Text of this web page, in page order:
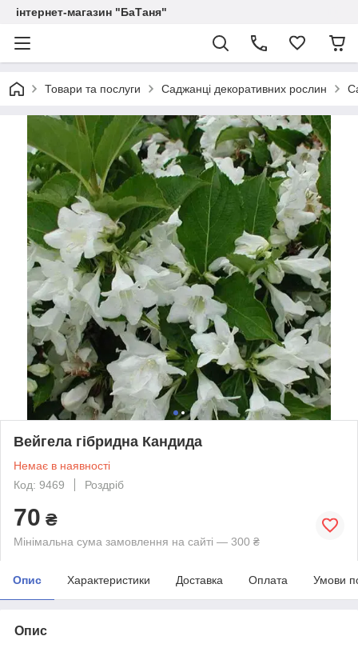
інтернет-магазин "БаТаня"
Товари та послуги Саджанці декоративних рослин
Вейгела гібридна Кандида
Немає в наявності
Код: 9469
Роздріб
70 ₴
Мінімальна сума замовлення на сайті — 300 ₴
Опис Характеристики Доставка Оплата Умови
Опис